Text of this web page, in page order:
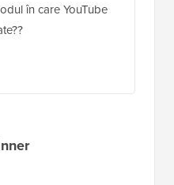
în care YouTube